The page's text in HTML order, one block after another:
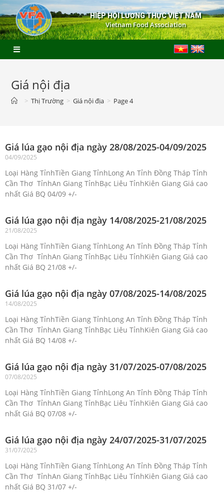
HIỆP HỘI LƯƠNG THỰC VIỆT NAM
Vietnam Food Association
Giá nội địa
> Thị Trường > Giá nội địa > Page 4
Giá lúa gạo nội địa ngày 28/08/2025-04/09/2025
04/09/2025
Loại Hàng TỉnhTiền Giang TỉnhLong An Tỉnh Đồng Tháp Tỉnh
Cần Thơ TỉnhAn Giang TỉnhBạc Liêu TỉnhKiên Giang Giá cao
nhất Giá BQ 04/09 +/-
Giá lúa gạo nội địa ngày 14/08/2025-21/08/2025
21/08/2025
Loại Hàng TỉnhTiền Giang TỉnhLong An Tỉnh Đồng Tháp Tỉnh
Cần Thơ TỉnhAn Giang TỉnhBạc Liêu TỉnhKiên Giang Giá cao
nhất Giá BQ 21/08 +/-
Giá lúa gạo nội địa ngày 07/08/2025-14/08/2025
14/08/2025
Loại Hàng TỉnhTiền Giang TỉnhLong An Tỉnh Đồng Tháp Tỉnh
Cần Thơ TỉnhAn Giang TỉnhBạc Liêu TỉnhKiên Giang Giá cao
nhất Giá BQ 14/08 +/-
Giá lúa gạo nội địa ngày 31/07/2025-07/08/2025
07/08/2025
Loại Hàng TỉnhTiền Giang TỉnhLong An Tỉnh Đồng Tháp Tỉnh
Cần Thơ TỉnhAn Giang TỉnhBạc Liêu TỉnhKiên Giang Giá cao
nhất Giá BQ 07/08 +/-
Giá lúa gạo nội địa ngày 24/07/2025-31/07/2025
31/07/2025
Loại Hàng TỉnhTiền Giang TỉnhLong An Tỉnh Đồng Tháp Tỉnh
Cần Thơ TỉnhAn Giang TỉnhBạc Liêu TỉnhKiên Giang Giá cao
nhất Giá BQ 31/07 +/-